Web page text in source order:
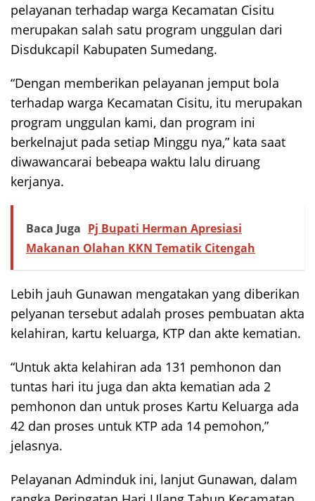
pelayanan terhadap warga Kecamatan Cisitu
merupakan salah satu program unggulan dari
Disdukcapil Kabupaten Sumedang.
“Dengan memberikan pelayanan jemput bola
terhadap warga Kecamatan Cisitu, itu merupakan
program unggulan kami, dan program ini
berkelnajut pada setiap Minggu nya,” kata saat
diwawancarai bebeapa waktu lalu diruang
kerjanya.
Baca Juga Pj Bupati Herman Apresiasi
Makanan Olahan KKN Tematik Citengah
Lebih jauh Gunawan mengatakan yang diberikan
pelyanan tersebut adalah proses pembuatan akta
kelahiran, kartu keluarga, KTP dan akte kematian.
“Untuk akta kelahiran ada 131 pemhonon dan
tuntas hari itu juga dan akta kematian ada 2
pemhonon dan untuk proses Kartu Keluarga ada
42 dan proses untuk KTP ada 14 pemohon,”
jelasnya.
Pelayanan Adminduk ini, lanjut Gunawan, dalam